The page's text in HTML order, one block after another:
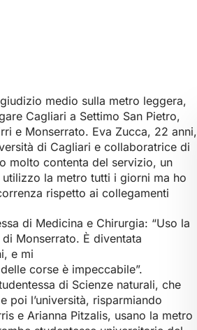
medio sulla metro leggera,
Cagliari a Settimo San Pietro,
e Monserrato. Eva Zucca, 22 anni,
di Cagliari e collaboratrice di
molto contenta del servizio, un
la metro tutti i giorni ma ho
rispetto ai collegamenti
di Medicina e Chirurgia: “Uso la
Monserrato. È diventata
e mi
corse è impeccabile”.
di Scienze naturali, che
poi l’università, risparmiando
e Arianna Pitzalis, usano la metro